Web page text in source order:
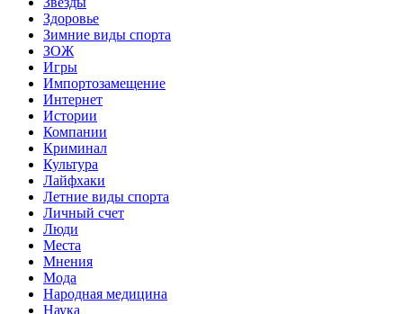
Здоровье
Зимние виды спорта
ЗОЖ
Игры
Импортозамещение
Интернет
Истории
Компании
Криминал
Культура
Лайфхаки
Летние виды спорта
Личный счет
Люди
Места
Мнения
Мода
Народная медицина
Наука